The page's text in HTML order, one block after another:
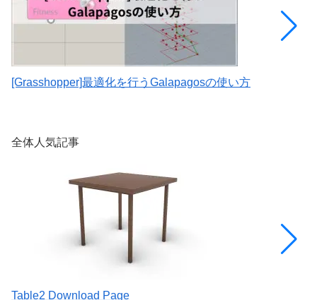
[Grasshopper]最適化を行うGalapagosの使い方
全体人気記事
Table2 Download Page